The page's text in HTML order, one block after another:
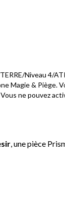
Niveau 4/
Magie & Piège.
ne pouvez
, une pièce